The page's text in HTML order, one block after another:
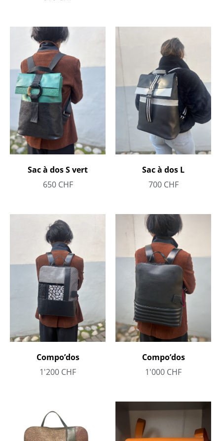
Sac à dos S vert
650 CHF
Sac à dos L
700 CHF
Compo’dos
1'200 CHF
Compo’dos
1'000 CHF